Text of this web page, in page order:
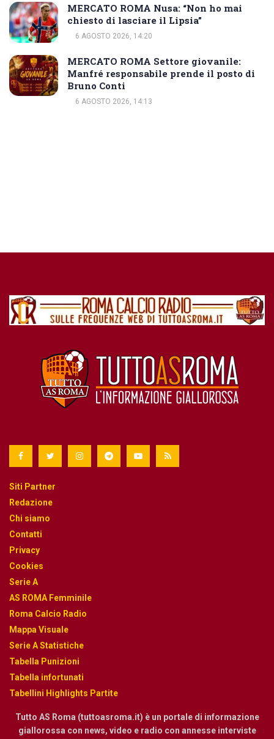
MERCATO ROMA Nusa: “Non ho mai
chiesto di lasciare il Lipsia”
6 AGOSTO 2026, 14:20
MERCATO ROMA Settore giovanile:
Manfré responsabile prende il posto di
Bruno Conti
6 AGOSTO 2026, 14:13
Siti Partner
Redazione
Chi siamo
Contatti
Privacy
Cookies
Serie A
AS ROMA Femminile
Roma Calcio Radio
Mappa Visuale
Serie A Statistiche
Tabella Punizioni
Tabella infortunati
Tabellini Highlights Partite
Tutto AS Roma (tuttoasroma.it) è un portale di informazione
giallorossa con news, video e radio con annesse interviste